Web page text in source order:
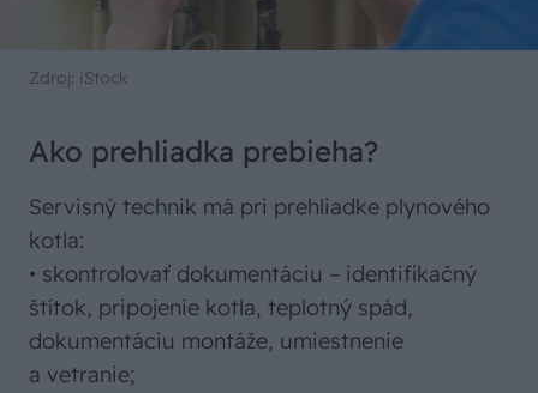
Zdroj: iStock
Ako prehliadka prebieha?
Servisný technik má pri prehliadke plynového
kotla:
• skontrolovať dokumentáciu – identifikačný
štítok, pripojenie kotla, teplotný spád,
dokumentáciu montáže, umiestnenie
a vetranie;